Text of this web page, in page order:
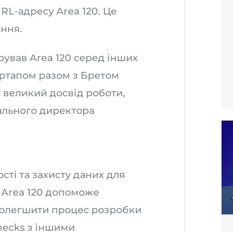
адресу Area 120. Це
Area 120 серед інших
разом з Бретом
досвід роботи,
директора
та захисту даних для
Area 120 допоможе
процес розробки
з іншими